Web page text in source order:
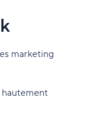
marketing
hautement